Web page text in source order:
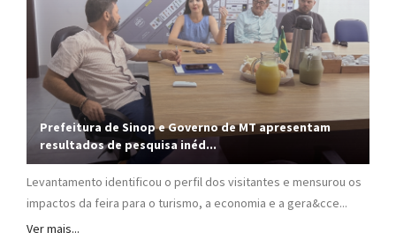
Prefeitura de Sinop e Governo de MT apresentam
resultados de pesquisa inéd...
Levantamento identificou o perfil dos visitantes e mensurou os
impactos da feira para o turismo, a economia e a gera&cce...
Ver mais...